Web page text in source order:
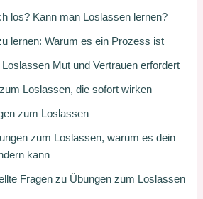
los? Kann man Loslassen lernen?
lernen: Warum es ein Prozess ist
Mut und Vertrauen erfordert
Loslassen, die sofort wirken
zum Loslassen
zum Loslassen, warum es dein
kann
Fragen zu Übungen zum Loslassen